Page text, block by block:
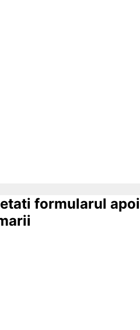
formularul apoi